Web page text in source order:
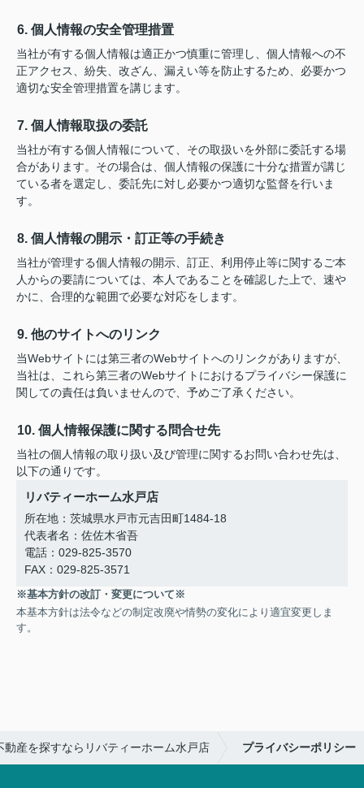
6. 個人情報の安全管理措置
当社が有する個人情報は適正かつ慎重に管理し、個人情報への不
正アクセス、紛失、改ざん、漏えい等を防止するため、必要かつ
適切な安全管理措置を講じます。
7. 個人情報取扱の委託
当社が有する個人情報について、その取扱いを外部に委託する場
合があります。その場合は、個人情報の保護に十分な措置が講じ
ている者を選定し、委託先に対し必要かつ適切な監督を行いま
す。
8. 個人情報の開示・訂正等の手続き
当社が管理する個人情報の開示、訂正、利用停止等に関するご本
人からの要請については、本人であることを確認した上で、速や
かに、合理的な範囲で必要な対応をします。
9. 他のサイトへのリンク
当Webサイトには第三者のWebサイトへのリンクがありますが、
当社は、これら第三者のWebサイトにおけるプライバシー保護に
関しての責任は負いませんので、予めご了承ください。
10. 個人情報保護に関する問合せ先
当社の個人情報の取り扱い及び管理に関するお問い合わせ先は、
以下の通りです。
リバティーホーム水戸店
所在地：茨城県水戸市元吉田町1484-18
代表者名：佐佐木省吾
電話：029-825-3570
FAX：029-825-3571
※基本方針の改訂・変更について※
本基本方針は法令などの制定改廃や情勢の変化により適宜変更しま
す。
動産を探すならリバティーホーム水戸店 プライバシーポリシー